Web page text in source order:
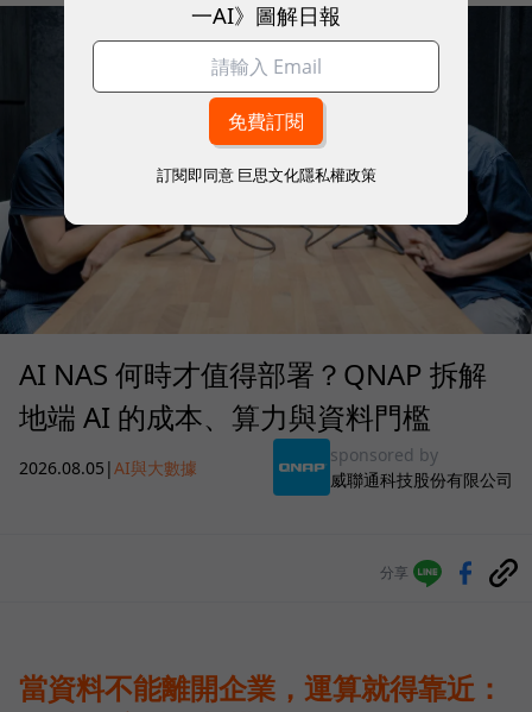
AI NAS 何時才值得部署？QNAP 拆解
地端 AI 的成本、算力與資料門檻
2026.08.05 |AI與大數據
sponsored by
威聯通科技股份有限公司
分享
當資料不能離開企業，運算就得靠近：
一AI》圖解日報
訂閱即同意 巨思文化隱私權政策